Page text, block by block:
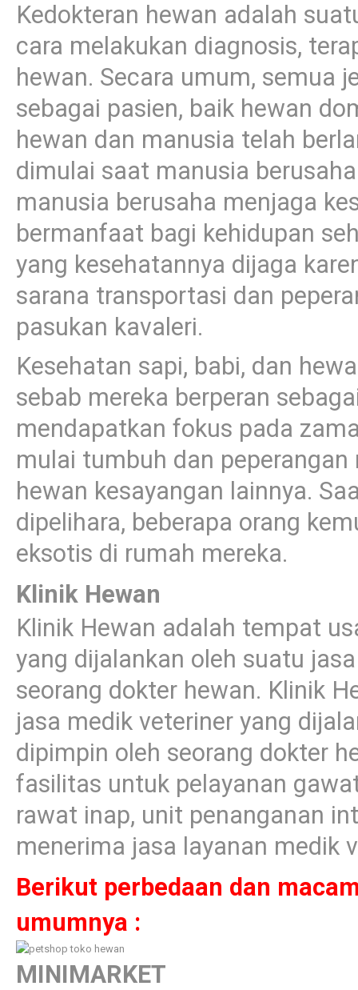
Kedokteran hewan adalah
cara melakukan diagnosis,
hewan. Secara umum, semua
sebagai pasien, baik hewan
hewan dan manusia telah
dimulai saat manusia
manusia berusaha menjaga
bermanfaat bagi kehidupan
yang kesehatannya dijaga
sarana transportasi dan
pasukan kavaleri.
Kesehatan sapi, babi, dan
sebab mereka berperan
mendapatkan fokus pada
mulai tumbuh dan
hewan kesayangan lainnya.
dipelihara, beberapa orang
eksotis di rumah mereka.
Klinik Hewan
Klinik Hewan adalah tempat
yang dijalankan oleh suatu
seorang dokter hewan. Klinik
jasa medik veteriner yang
dipimpin oleh seorang dokter
fasilitas untuk pelayanan
rawat inap, unit penanganan
menerima jasa layanan medik
Berikut perbedaan dan
umumnya :
MINIMARKET